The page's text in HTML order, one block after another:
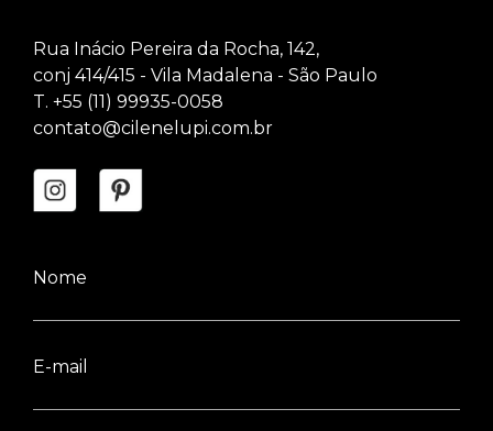
Rua Inácio Pereira da Rocha, 142,
conj 414/415 - Vila Madalena - São Paulo
T. +55 (11) 99935-0058
contato@cilenelupi.com.br
Nome
E-mail